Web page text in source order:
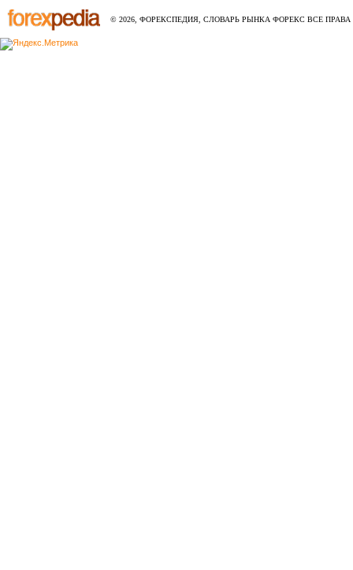
© 2026, ФОРЕКСПЕДИЯ, СЛОВАРЬ РЫНКА ФОРЕКС ВСЕ